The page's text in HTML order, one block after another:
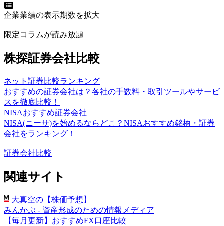
企業業績の表示期数を拡大
限定コラムが読み放題
株探証券会社比較
ネット証券比較ランキング
おすすめの証券会社は？各社の手数料・取引ツールやサービ
スを徹底比較！
NISAおすすめ証券会社
NISA(ニーサ)を始めるならどこ？NISAおすすめ銘柄・証券
会社をランキング！
証券会社比較
関連サイト
大真空の【株価予想】
みんかぶ - 資産形成のための情報メディア
【毎月更新】おすすめFX口座比較